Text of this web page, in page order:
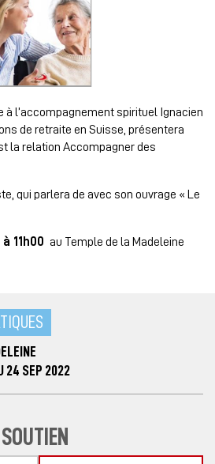
à l’accompagnement spirituel Ignacien
de retraite en Suisse, présentera
la relation Accompagner des
qui parlera de avec son ouvrage « Le
11h00 au Temple de la Madeleine
24 SEP 2022